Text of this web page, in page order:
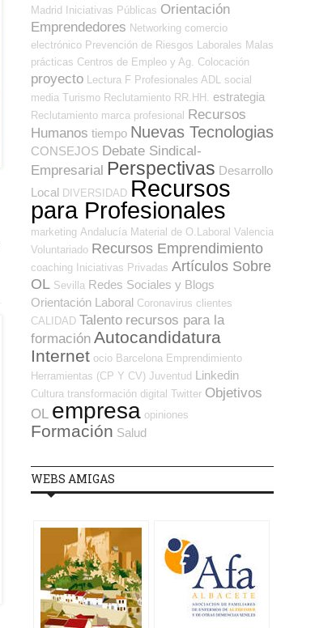
Madrid
Iniciativas Públicas Orientación
Emprendedores Networking comercio
electrónico Prevención de Riesgos Laborales Malas
prácticas Centros de Empleo y Ag. Colocación
proyecto Lectura F Profesionales ADL
social
media Turismo Reclutamiento RR.HH. estrategia
Reclutamiento marca profesional Recursos
Humanos tiempo Nuevas Tecnologias
CONSEJOS Debate Sindical-
Empresarial Perspectivas Desarrollo
Local DIVERSIDAD Recursos
para Profesionales
marketing Andalucía Material de O.Laboral Valencia
Voluntariado Recursos Emprendimiento
coaching Iniciativas Privadas Artículos Sobre
OL Sevilla Redes Sociales y Blogs
Orientación Laboral Coronavirus clientes
CALIDAD Talento recursos para la
formación Autocandidatura
Internet ocio Barcelona Emprendimiento
Herramientas (CP Y CV) Juventud Linkedin
Cultura transformación digital Twitter Objetivos
OL empresa opiniones
Formación Salud
WEBS AMIGAS